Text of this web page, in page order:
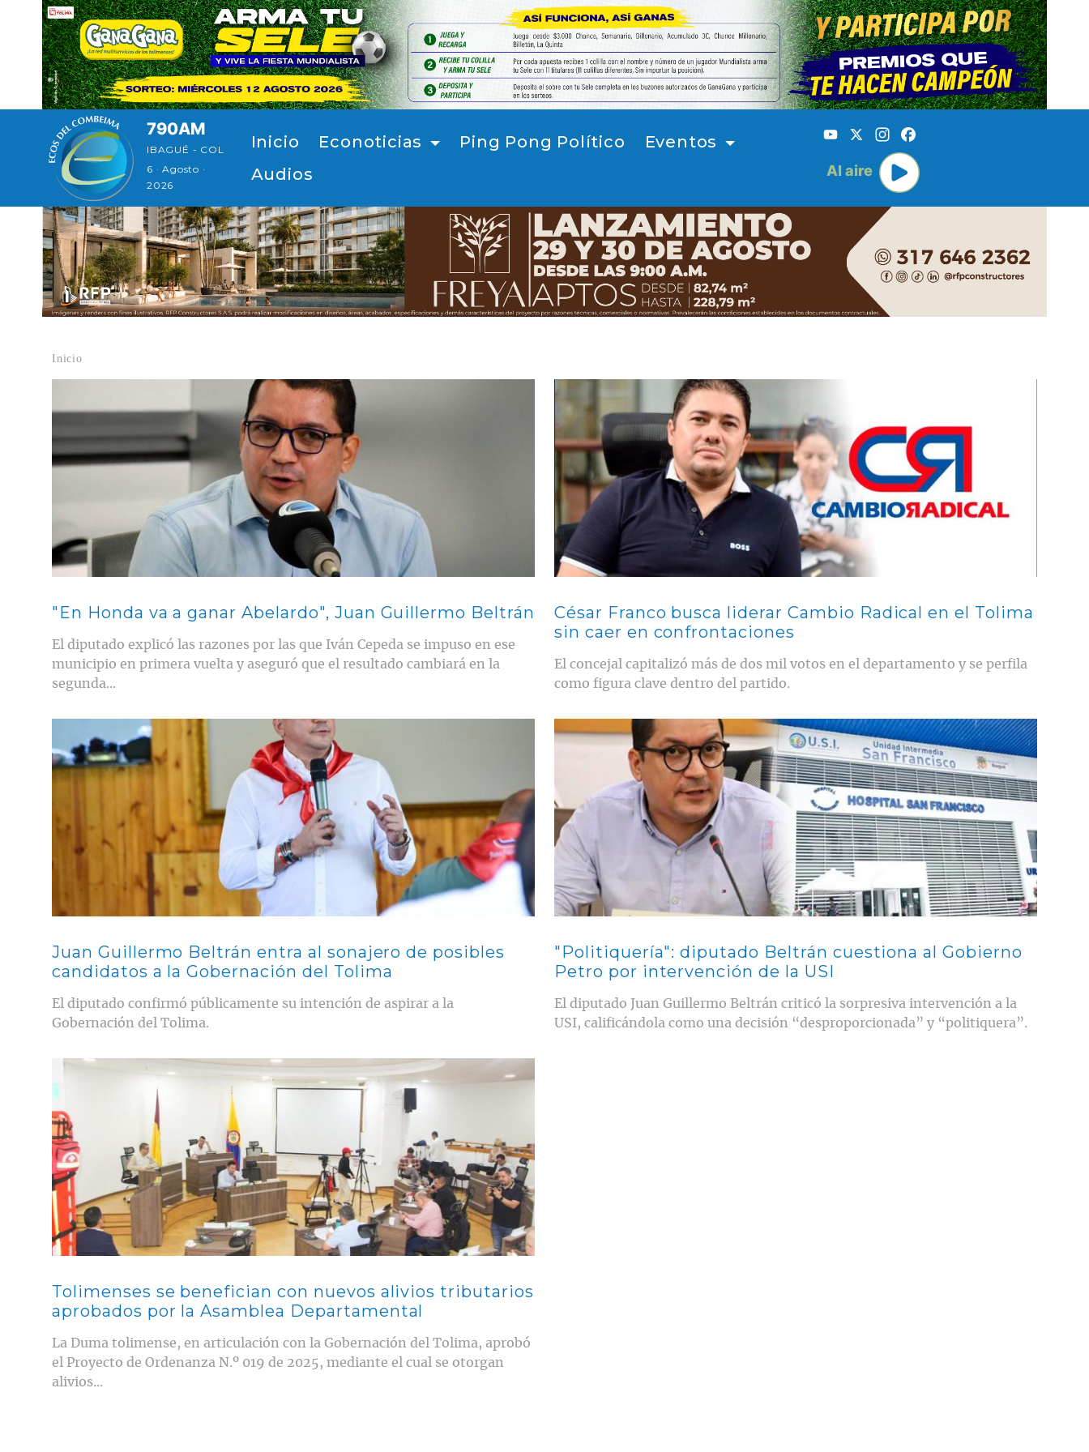
Pasar al contenido principal
790AM
IBAGUÉ - COL
6 · Agosto ·
2026
Inicio Econoticias Ping Pong Político
Eventos
Audios
YouTube
X Instagram
Al aire
Inicio
"En Honda va a ganar Abelardo", Juan Guillermo Beltrán
El diputado explicó las razones por las que Iván Cepeda se impuso en ese
municipio en primera vuelta y aseguró que el resultado cambiará en la
segunda...
Contenido multimedia principal
César Franco busca liderar Cambio Radical en el Tolima
sin caer en confrontaciones
El concejal capitalizó más de dos mil votos en el departamento y se perfila
como figura clave dentro del partido.
Contenido multimedia principal
Juan Guillermo Beltrán entra al sonajero de posibles
candidatos a la Gobernación del Tolima
El diputado confirmó públicamente su intención de aspirar a la
Gobernación del Tolima.
Contenido multimedia principal
"Politiquería": diputado Beltrán cuestiona al Gobierno
Petro por intervención de la USI
El diputado Juan Guillermo Beltrán criticó la sorpresiva intervención a la
USI, calificándola como una decisión “desproporcionada” y “politiquera”.
Contenido multimedia principal
Tolimenses se benefician con nuevos alivios tributarios
aprobados por la Asamblea Departamental
La Duma tolimense, en articulación con la Gobernación del Tolima, aprobó
el Proyecto de Ordenanza N.º 019 de 2025, mediante el cual se otorgan
alivios...